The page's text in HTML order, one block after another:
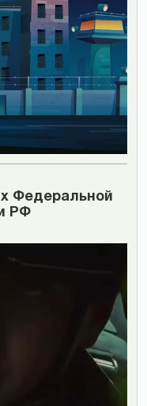
Федеральной
РФ